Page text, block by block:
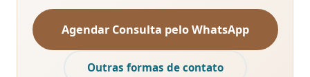
Agendar Consulta pelo WhatsApp
Outras formas de contato